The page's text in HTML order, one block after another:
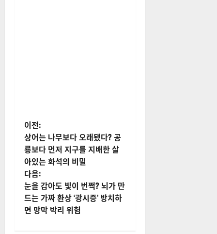
게
시
물
내
비
이전:
상어는 나무보다 오래됐다? 공
룡보다 먼저 지구를 지배한 살
아있는 화석의 비밀
다음:
눈을 감아도 빛이 번쩍? 뇌가 만
드는 가짜 환상 ‘광시증’ 방치하
면 망막 박리 위험